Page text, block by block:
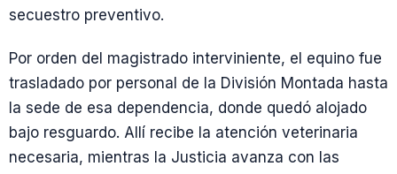
secuestro preventivo.
Por orden del magistrado interviniente, el equino fue
trasladado por personal de la División Montada hasta
la sede de esa dependencia, donde quedó alojado
bajo resguardo. Allí recibe la atención veterinaria
necesaria, mientras la Justicia avanza con las